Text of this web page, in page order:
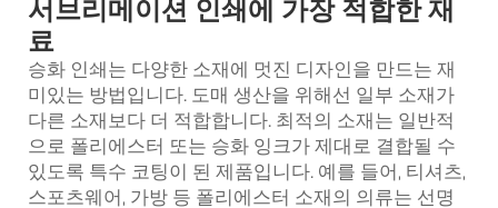
서브리메이션 인쇄에 가장 적합한 재
료
승화 인쇄는 다양한 소재에 멋진 디자인을 만드는 재
미있는 방법입니다. 도매 생산을 위해선 일부 소재가
다른 소재보다 더 적합합니다. 최적의 소재는 일반적
으로 폴리에스터 또는 승화 잉크가 제대로 결합될 수
있도록 특수 코팅이 된 제품입니다. 예를 들어, 티셔츠,
스포츠웨어, 가방 등 폴리에스터 소재의 의류는 선명